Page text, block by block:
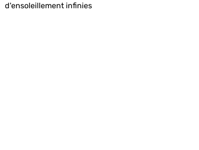
d'ensoleillement infinies